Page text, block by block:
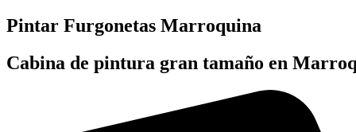
Pintar Furgonetas Marroquina
Cabina de pintura gran tamaño en